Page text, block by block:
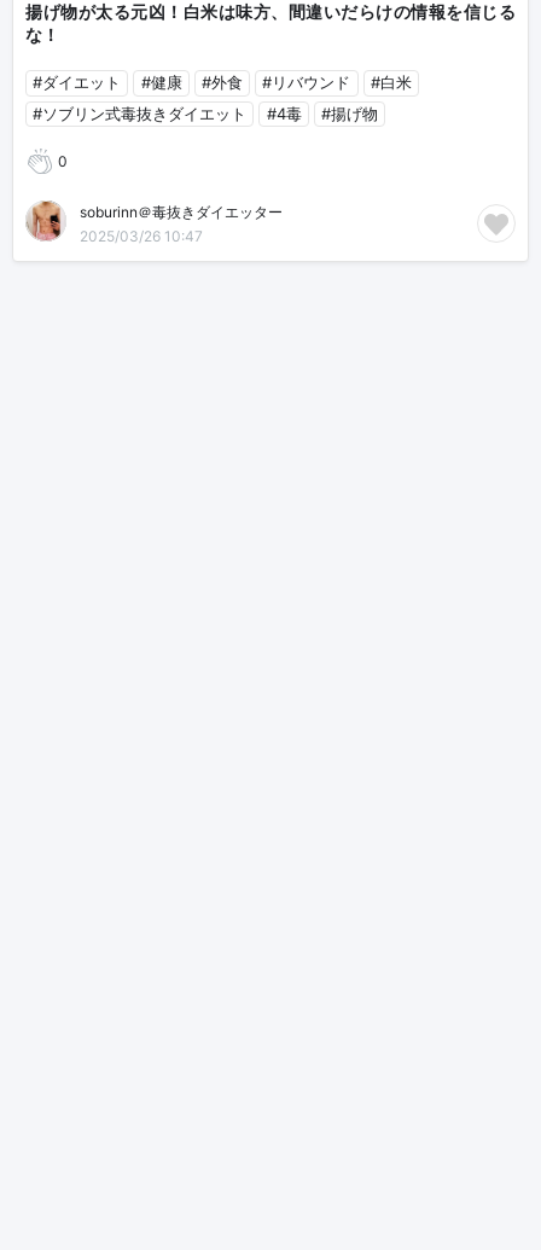
揚げ物が太る元凶！白米は味方、間違いだらけの情報を信じる
な！
#ダイエット #健康 #外食 #リバウンド
#白米
#ソブリン式毒抜きダイエット
#4毒 #揚げ物
0
soburinn＠毒抜きダイエッター
2025/03/26 10:47